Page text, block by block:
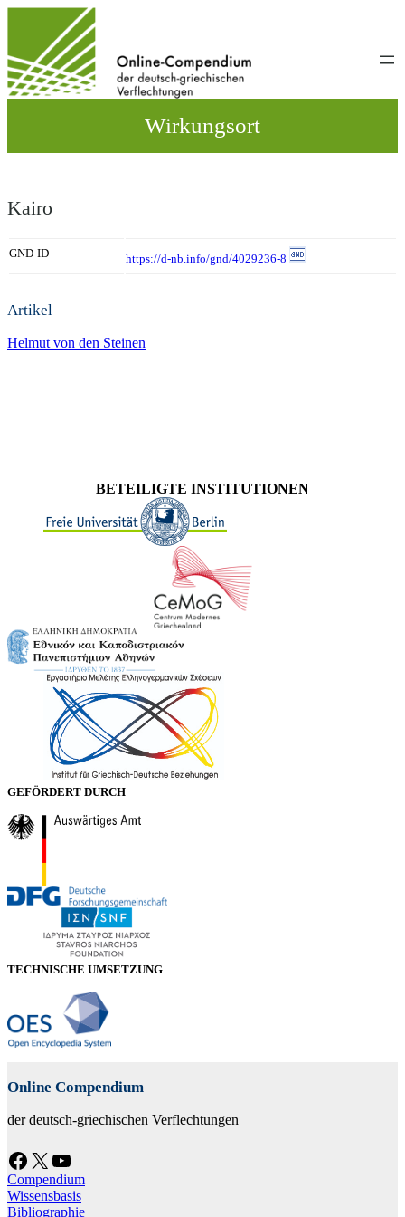
wechseln
Wirkungsort
Kairo
GND-ID https://d-nb.info/gnd/4029236-8
Artikel
Helmut von den Steinen
BETEILIGTE INSTITUTIONEN
GEFÖRDERT DURCH
TECHNISCHE UMSETZUNG
Online Compendium
der deutsch-griechischen Verflechtungen
Facebook X YouTube
Compendium
Wissensbasis
Bibliographie